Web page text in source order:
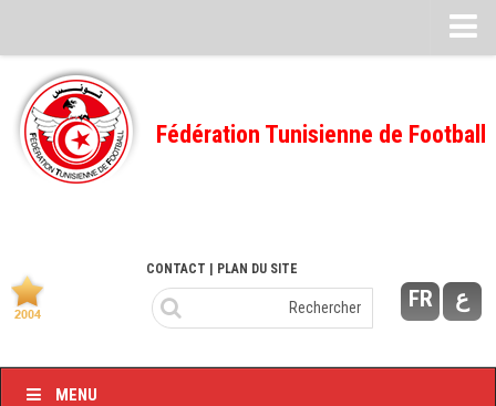
Feuille de match
FMI – 2022/2023
Ligue I – 2022/2023
Ligue I – 2020/2021
Ligue I – 2019/2020
Fédération Tunisienne de Football
FR ع
CONTACT | PLAN DU SITE
MENU